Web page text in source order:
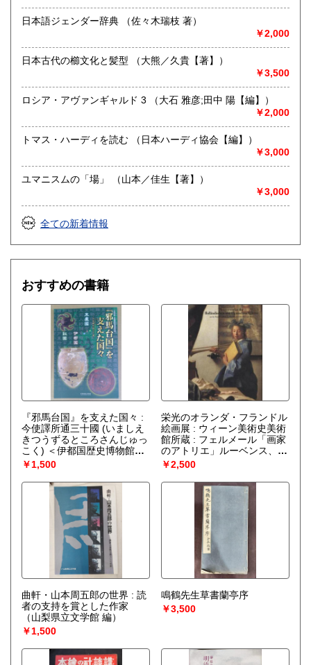
古書籍の買い取りをしておりますので
まずは電話かメール、ホームページのフォーマットからご連
取り扱い分野
自然科学、美術工芸、趣味、サブカルチャー、古書一般（そ
の他）
日本語ジェンダー辞典 （佐々木瑞枝 著）
￥2,000
日本古代の櫛文化と髪型 （大熊／久貴【著】）
￥3,500
ロシア・アヴァンギャルド 3 （大石 雅彦;田中 陽【編】）
￥2,000
トマス・ハーディを読む （日本ハーディ協会【編】）
￥3,000
ユマニスムの「場」 （山本／佳生【著】）
￥3,000
全ての新着情報
おすすめの書籍
『邪馬台国』を支えた国々 :
今使譯所通三十國 (いましえ
きつうずるところさんじゅっ
こく) ＜伊都国歴史博物館秋
季特別展＞
国歴史博物館編）
￥1,500
栄光のオランダ・フランドル
絵画展 : ウィーン美術史美術
館所蔵 : フェルメール「画家
のアトリエ」ルーベンス、レ
ンブラント、ファン・ダイ
ク…
新聞大阪本社編）
￥2,500
曲軒・山本周五郎の世界 : 読
者の支持を賞とした作家
（山梨県立文学館 編）
￥1,500
鳴鶴先生草書蘭亭序
￥3,500